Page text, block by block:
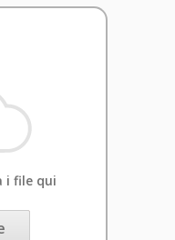
i file qui